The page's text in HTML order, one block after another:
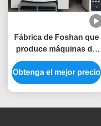
Fábrica de Foshan que
produce máquinas de
recubrimiento de PVD
de iones de arco
múltiple para diversas
Obtenga el mejor precio